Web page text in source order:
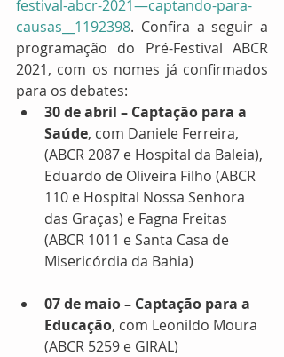
festival-abcr-2021—captando-para-
causas__1192398. Confira a seguir a
programação do Pré-Festival ABCR
2021, com os nomes já confirmados
para os debates:
30 de abril – Captação para a
Saúde, com Daniele Ferreira,
(ABCR 2087 e Hospital da Baleia),
Eduardo de Oliveira Filho (ABCR
110 e Hospital Nossa Senhora
das Graças) e Fagna Freitas
(ABCR 1011 e Santa Casa de
Misericórdia da Bahia)
07 de maio – Captação para a
Educação, com Leonildo Moura
(ABCR 5259 e GIRAL)